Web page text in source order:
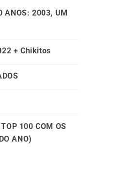
ANOS: 2003, UM
+ Chikitos
100 COM OS
ANO)